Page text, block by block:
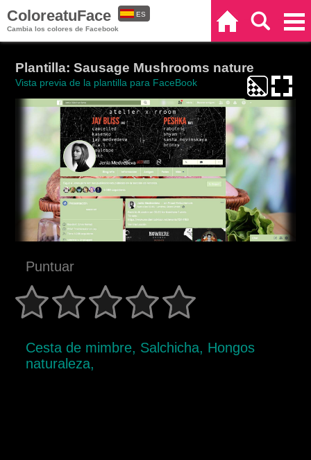
ColoreatuFace
Cambia los colores de Facebook
ES
Plantilla: Sausage Mushrooms nature
Vista previa de la plantilla para FaceBook
Puntuar
Cesta de mimbre, Salchicha, Hongos
naturaleza,